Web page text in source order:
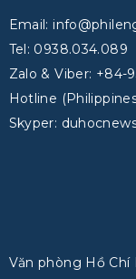
Email:
Tel: 0938.034.089
Zalo & Viber: +84-
Hotline
Skyper:
Văn phòng Hồ Chí